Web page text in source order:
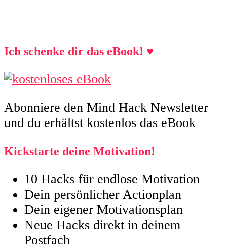
Ich schenke dir das eBook! ♥
Abonniere den Mind Hack Newsletter
und du erhältst kostenlos das eBook
Kickstarte deine Motivation!
10 Hacks für endlose Motivation
Dein persönlicher Actionplan
Dein eigener Motivationsplan
Neue Hacks direkt in deinem
Postfach